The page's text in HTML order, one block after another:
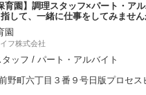
育園】調理スタッフ×パート・ア
して、一緒に仕事をしてみません
園
フ株式会社
ッフ / パート・アルバイト
野町六丁目３番９号日版プロセス